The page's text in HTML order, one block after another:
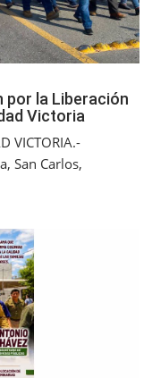
por la Liberación
Victoria
VICTORIA.-
San Carlos,